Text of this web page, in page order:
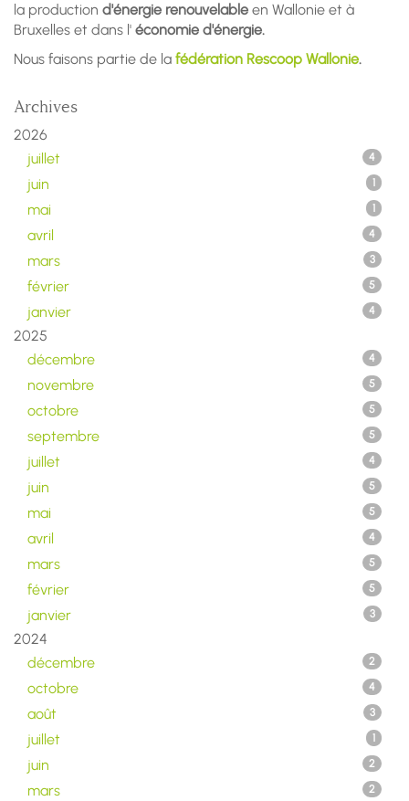
la production d'énergie renouvelable en Wallonie et à
Bruxelles et dans l' économie d'énergie.
Nous faisons partie de la fédération Rescoop Wallonie.
Archives
2026
juillet
4
juin 1
mai 1
avril 4
mars 3
février 5
janvier 4
2025
décembre
4
novembre 5
octobre 5
septembre 5
juillet 4
juin 5
mai 5
avril 4
mars 5
février 5
janvier 3
2024
décembre
2
octobre 4
août 3
juillet 1
juin 2
mars 2